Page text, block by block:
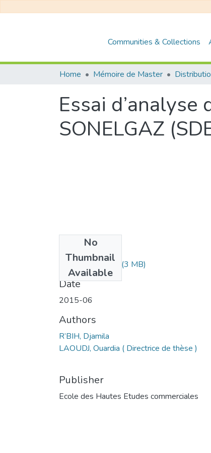
Communities & Collections
Home Mémoire de Master
Essai
SONELGAZ
No
Thumbnail
Available
MS1.267-15.pdf (3 MB)
Date
2015-06
Authors
R’BIH, Djamila
LAOUDJ, Ouardia ( Directrice de thèse )
Publisher
Ecole des Hautes Etudes commerciales